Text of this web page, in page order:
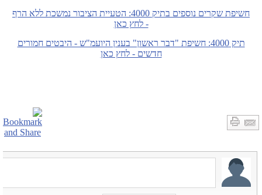
חשיפת שקרים נוספים בתיק 4000: הטעיית הציבור נמשכת ללא הרף
- לחץ כאן
תיק 4000: חשיפת "דבר ראשון" בענין היועמ"ש - היבטים חמורים
חדשים - לחץ כאן